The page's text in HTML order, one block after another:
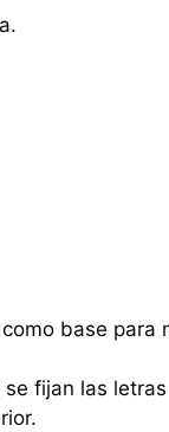
base para
fijan las